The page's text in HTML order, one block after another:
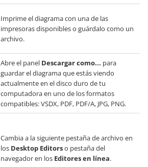
Imprime el diagrama con una de las
impresoras disponibles o guárdalo como un
archivo.
Abre el panel Descargar como... para
guardar el diagrama que estás viendo
actualmente en el disco duro de tu
computadora en uno de los formatos
compatibles: VSDX, PDF, PDF/A, JPG, PNG.
Cambia a la siguiente pestaña de archivo en
los Desktop Editorso pestaña del
navegador en los Editores en línea.